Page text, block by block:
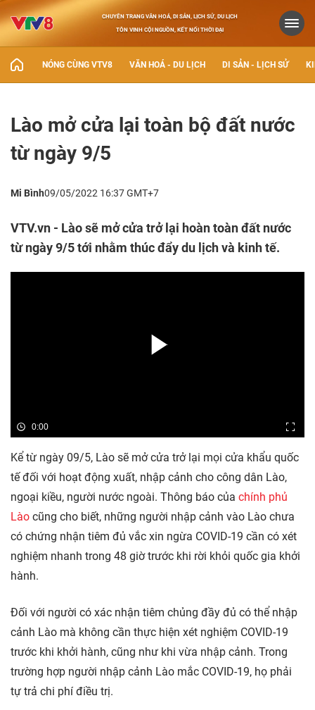
CHUYÊN TRANG VĂN HOÁ, DI SẢN, LỊCH SỬ, DU LỊCH
TÔN VINH CỘI NGUỒN, KẾT NỐI THỜI ĐẠI
NÓNG CÙNG VTV8 VĂN HOÁ - DU LỊCH DI SẢN - LỊCH SỬ
Lào mở cửa lại toàn bộ đất nước
từ ngày 9/5
Mi Bình09/05/2022 16:37 GMT+7
VTV.vn - Lào sẽ mở cửa trở lại hoàn toàn đất nước
từ ngày 9/5 tới nhằm thúc đẩy du lịch và kinh tế.
0:00
Kể từ ngày 09/5, Lào sẽ mở cửa trở lại mọi cửa khẩu quốc
tế đối với hoạt động xuất, nhập cảnh cho công dân Lào,
ngoại kiều, người nước ngoài. Thông báo của chính phủ
Lào cũng cho biết, những người nhập cảnh vào Lào chưa
có chứng nhận tiêm đủ vắc xin ngừa COVID-19 cần có xét
nghiệm nhanh trong 48 giờ trước khi rời khỏi quốc gia khởi
hành.
Đối với người có xác nhận tiêm chủng đầy đủ có thể nhập
cảnh Lào mà không cần thực hiện xét nghiệm COVID-19
trước khi khởi hành, cũng như khi vừa nhập cảnh. Trong
trường hợp người nhập cảnh Lào mắc COVID-19, họ phải
tự trả chi phí điều trị.